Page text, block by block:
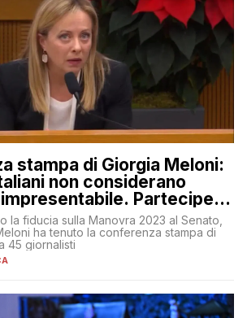
stampa di Giorgia Meloni:
non considerano
Parteciperò
la fiducia sulla Manovra 2023 al Senato,
ha tenuto la conferenza stampa di
45 giornalisti